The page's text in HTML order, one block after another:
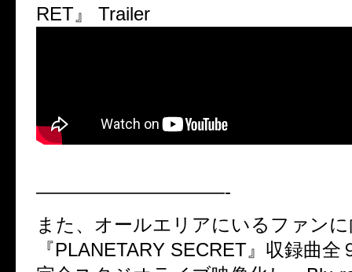
RET』 Trailer
——————————-
また、オールエリアにいるファン
『PLANETARY SECRET』収録曲